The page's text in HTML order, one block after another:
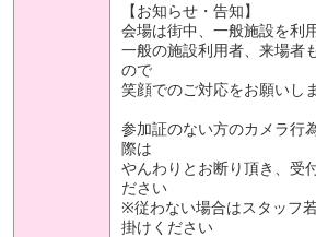
【お知らせ・告知】
会場は街中、一般施設を利
一般の施設利用者、来場者
ので
笑顔でのご対応をお願いし
参加証のない方のカメラ行
際は
やんわりとお断り頂き、受
ださい
※従わない場合はスタッフ
掛けください